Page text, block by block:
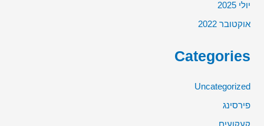
יולי 2025
אוקטובר 2022
Categories
Uncategorized
פירסינג
קעקועים